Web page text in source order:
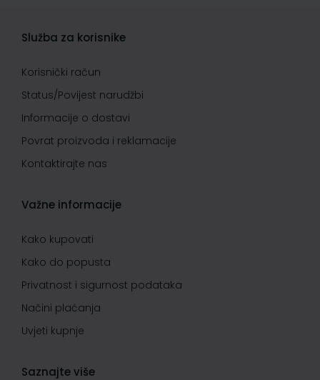
Služba za korisnike
Korisnički račun
Status/Povijest narudžbi
Informacije o dostavi
Povrat proizvoda i reklamacije
Kontaktirajte nas
Važne informacije
Kako kupovati
Kako do popusta
Privatnost i sigurnost podataka
Načini plaćanja
Uvjeti kupnje
Saznajte više